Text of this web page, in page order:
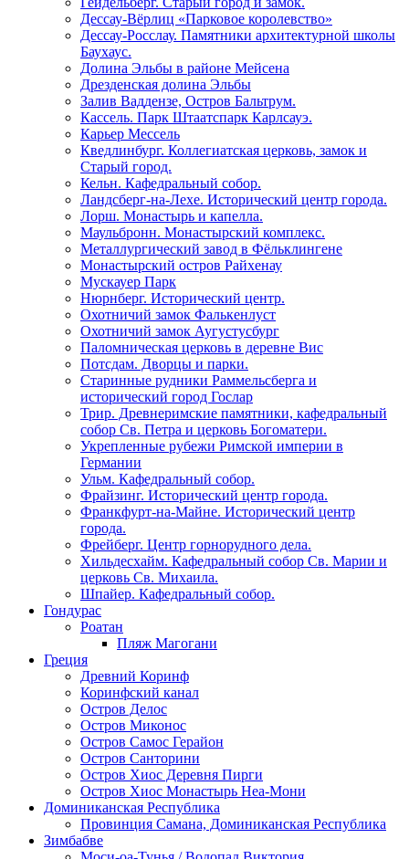
Дессау-Вёрлиц «Парковое королевство»
Дессау-Росслау. Памятники архитектурной школы
Баухаус.
Долина Эльбы в районе Мейсена
Дрезденская долина Эльбы
Залив Ваддензе, Остров Бальтрум.
Кассель. Парк Штаатспарк Карлсауэ.
Карьер Мессель
Кведлинбург. Коллегиатская церковь, замок и
Старый город.
Кельн. Кафедральный собор.
Ландсберг-на-Лехе. Исторический центр города.
Лорш. Монастырь и капелла.
Маульбронн. Монастырский комплекс.
Металлургический завод в Фёльклингене
Монастырский остров Райхенау
Мускауер Парк
Нюрнберг. Исторический центр.
Охотничий замок Фалькенлуст
Охотничий замок Аугустусбург
Паломническая церковь в деревне Вис
Потсдам. Дворцы и парки.
Старинные рудники Раммельсберга и
исторический город Гослар
Трир. Древнеримские памятники, кафедральный
собор Св. Петра и церковь Богоматери.
Укрепленные рубежи Римской империи в
Германии
Ульм. Кафедральный собор.
Фрайзинг. Исторический центр города.
Франкфурт-на-Майне. Исторический центр
города.
Фрейберг. Центр горнорудного дела.
Хильдесхайм. Кафедральный собор Cв. Марии и
церковь Св. Михаила.
Шпайер. Кафедральный собор.
Гондурас
Роатан
Пляж Магогани
Греция
Древний Коринф
Коринфский канал
Остров Делос
Остров Миконос
Остров Самос Герайон
Остров Санторини
Остров Хиос Деревня Пирги
Остров Хиос Монастырь Неа-Мони
Доминиканская Республика
Провинция Самана, Доминиканская Республика
Зимбабве